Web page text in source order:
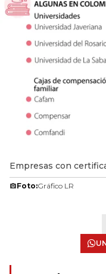
Empresas con
Foto:Gráfico LR